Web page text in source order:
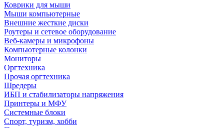
Коврики для мыши
Мыши компьютерные
Внешние жесткие диски
Роутеры и сетевое оборудование
Веб-камеры и микрофоны
Компьютерные колонки
Мониторы
Оргтехника
Прочая оргтехника
Шредеры
ИБП и стабилизаторы напряжения
Принтеры и МФУ
Системные блоки
Спорт, туризм, хобби